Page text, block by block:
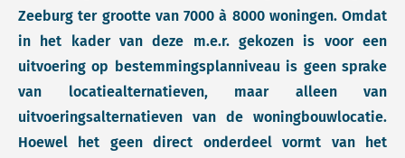
Zeeburg ter grootte van 7000 à 8000 woningen. Omdat
in het kader van deze m.e.r. gekozen is voor een
uitvoering op bestemmingsplanniveau is geen sprake
van locatiealternatieven, maar alleen van
uitvoeringsalternatieven van de woningbouwlocatie.
Hoewel het geen direct onderdeel vormt van het